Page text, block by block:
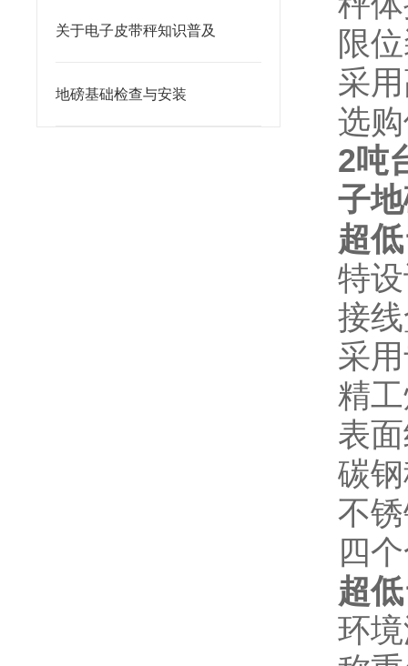
关于电子皮带秤知识普及
地磅基础检查与安装
限
采
选
2吨
子
超
特
接
采
精
表
碳
不
四
超
环